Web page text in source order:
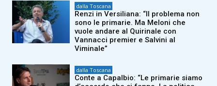
dalla Toscana
Renzi in Versiliana: “Il problema non
sono le primarie. Ma Meloni che
vuole andare al Quirinale con
Vannacci premier e Salvini al
Viminale”
dalla Toscana
Conte a Capalbio: “Le primarie siamo